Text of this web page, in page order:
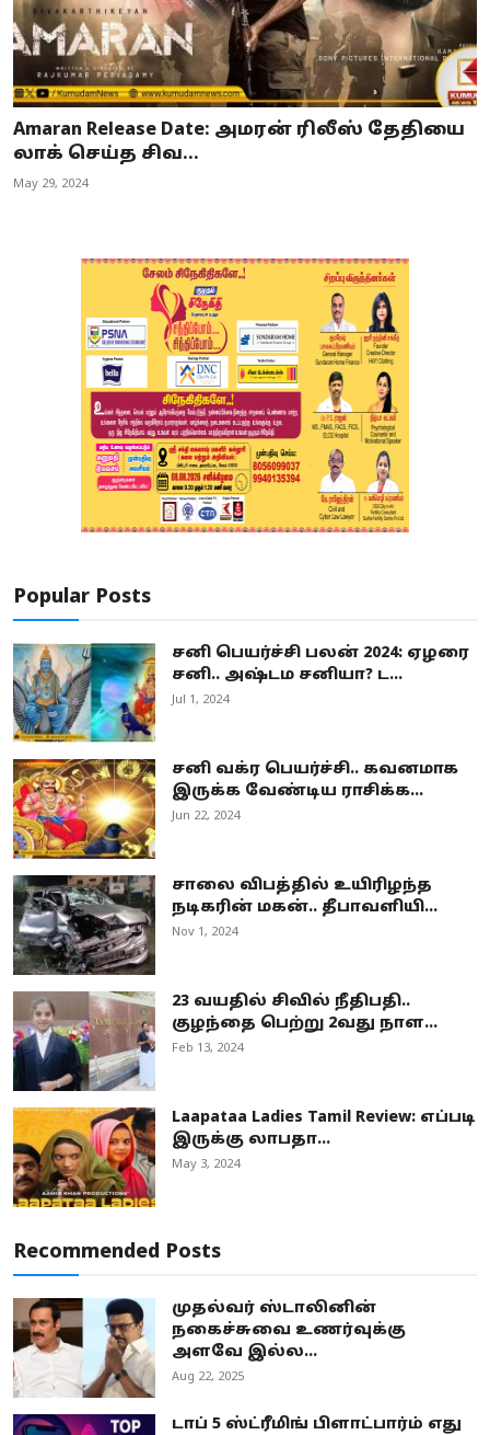
Amaran Release Date: அமரன் ரிலீஸ் தேதியை
லாக் செய்த சிவ...
May 29, 2024
Popular Posts
சனி பெயர்ச்சி பலன் 2024: ஏழரை
சனி.. அஷ்டம சனியா? ட...
Jul 1, 2024
சனி வக்ர பெயர்ச்சி.. கவனமாக
இருக்க வேண்டிய ராசிக்க...
Jun 22, 2024
சாலை விபத்தில் உயிரிழந்த
நடிகரின் மகன்.. தீபாவளியி...
Nov 1, 2024
23 வயதில் சிவில் நீதிபதி..
குழந்தை பெற்று 2வது நாள...
Feb 13, 2024
Laapataa Ladies Tamil Review: எப்படி
இருக்கு லாபதா...
May 3, 2024
Recommended Posts
முதல்வர் ஸ்டாலினின்
நகைச்சுவை உணர்வுக்கு
அளவே இல்ல...
Aug 22, 2025
டாப் 5 ஸ்ட்ரீமிங் பிளாட்பார்ம் எது